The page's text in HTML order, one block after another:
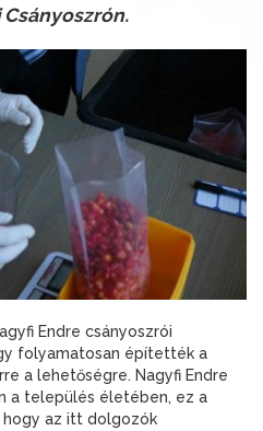
Endre csányoszrói
folyamatosan építették a
a lehetőségre. Nagyfi Endre
a település életében, ez a
hogy az itt dolgozók